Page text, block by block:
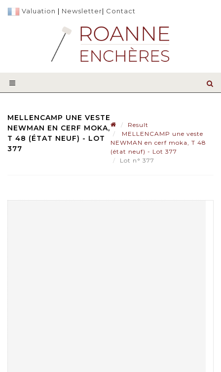
Valuation | Newsletter| Contact
MELLENCAMP UNE VESTE
NEWMAN EN CERF MOKA,
T 48 (ÉTAT NEUF) - LOT
377
Result
MELLENCAMP une veste
NEWMAN en cerf moka, T 48
(état neuf) - Lot 377
Lot n° 377